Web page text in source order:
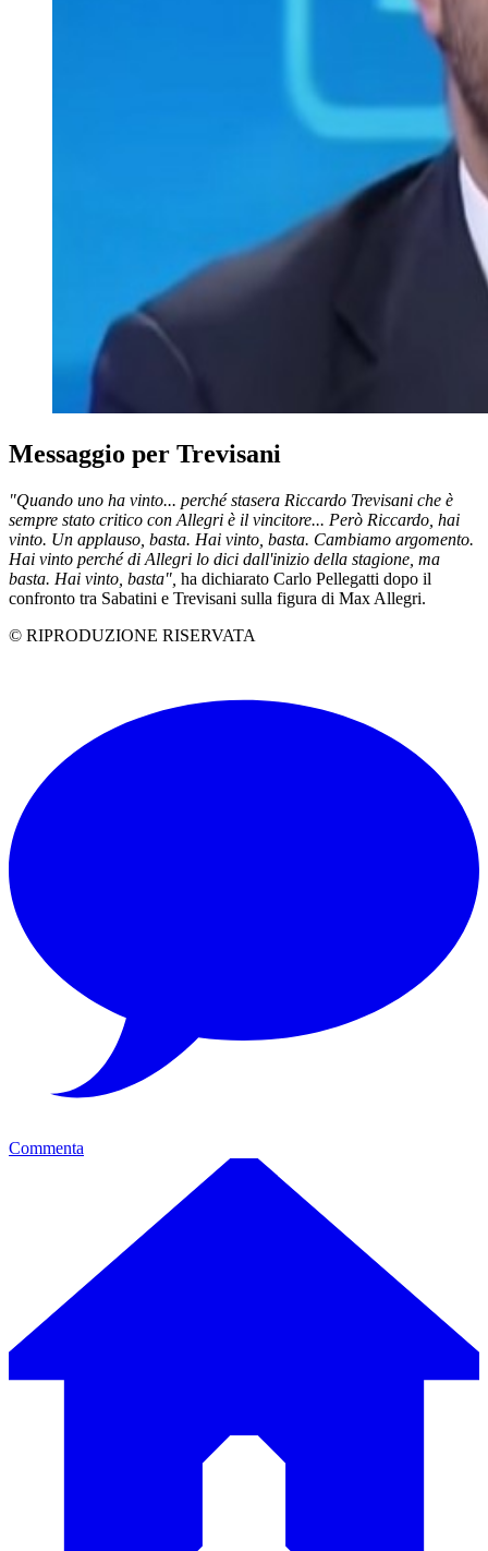
Messaggio per Trevisani
"Quando uno ha vinto... perché stasera Riccardo Trevisani che è
sempre stato critico con Allegri è il vincitore... Però Riccardo, hai
vinto. Un applauso, basta. Hai vinto, basta. Cambiamo argomento.
Hai vinto perché di Allegri lo dici dall'inizio della stagione, ma
basta. Hai vinto, basta", ha dichiarato Carlo Pellegatti dopo il
confronto tra Sabatini e Trevisani sulla figura di Max Allegri.
© RIPRODUZIONE RISERVATA
Commenta